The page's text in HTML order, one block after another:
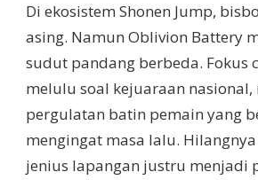
Di ekosistem Shonen Jump,
asing. Namun Oblivion Battery
sudut pandang berbeda. Fokus
melulu soal kejuaraan nasional,
pergulatan batin pemain yang
mengingat masa lalu.
jenius lapangan justru menjadi